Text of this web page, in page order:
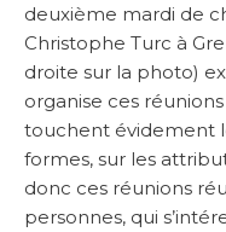
deuxième mardi de
Christophe Turc à
droite sur la photo)
organise ces
touchent évidement
formes, sur les
donc ces réunions
personnes, qui